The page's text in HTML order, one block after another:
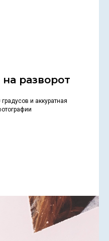
разворот
и аккуратная